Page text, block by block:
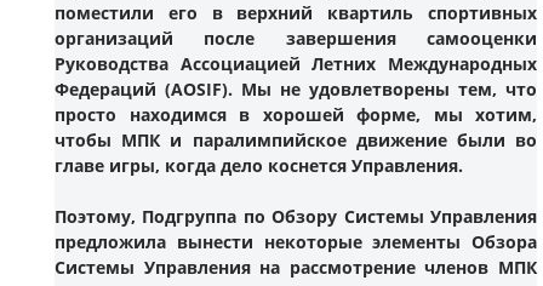
поместили его в верхний квартиль спортивных
организаций после завершения самооценки
Руководства Ассоциацией Летних Международных
Федераций (AOSIF). Мы не удовлетворены тем, что
просто находимся в хорошей форме, мы хотим,
чтобы МПК и паралимпийское движение были во
главе игры, когда дело коснется Управления.
Поэтому, Подгруппа по Обзору Системы Управления
предложила вынести некоторые элементы Обзора
Системы Управления на рассмотрение членов МПК